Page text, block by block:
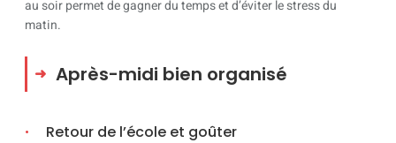
au soir permet de gagner du temps et d’éviter le stress du
matin.
Après-midi bien organisé
Retour de l’école et goûter